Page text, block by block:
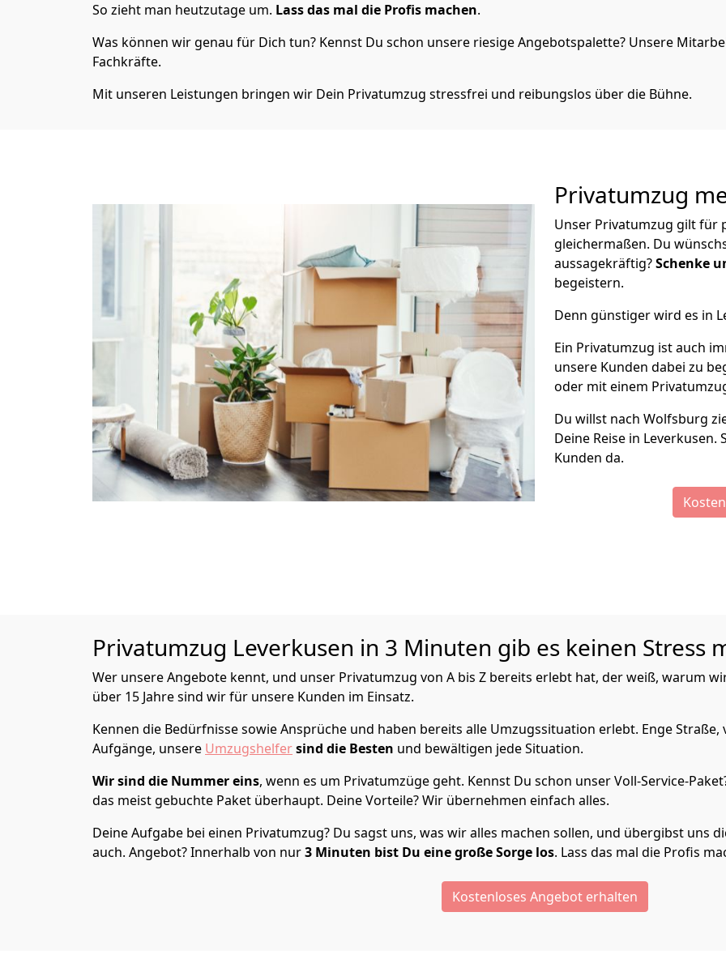
So zieht man heutzutage um. Lass das mal die Profis machen.
Was können wir genau für Dich tun? Kennst Du schon unsere riesige Angebotspalette? Unsere
Fachkräfte.
Mit unseren Leistungen bringen wir Dein Privatumzug stressfrei und reibungslos über die Bühne.
Privatumzug
Unser Privatumzug gilt für
gleichermaßen. Du
aussagekräftig?Schenke
begeistern.
Denn günstiger wird es in
Ein Privatumzug ist auch
unsere Kunden dabei zu
oder mit einem
Du willst nach Wolfsburg
Deine Reise in
Kunden da.
Privatumzug Leverkusen in 3 Minuten gib es keinen Stress
Wer unsere Angebote kennt, und unser Privatumzug von A bis Z bereits erlebt hat, der weiß, warum
über 15 Jahre sind wir für unsere Kunden im Einsatz.
Kennen die Bedürfnisse sowie Ansprüche und haben bereits alle Umzugssituation erlebt. Enge
Aufgänge, unsere Umzugshelfersind die Besten und bewältigen jede Situation.
Wir sind die Nummer eins, wenn es um Privatumzüge geht. Kennst Du schon unser Voll-Service-
das meist gebuchte Paket überhaupt. Deine Vorteile? Wir übernehmen einfach alles.
Deine Aufgabe bei einen Privatumzug? Du sagst uns, was wir alles machen sollen, und übergibst uns
auch. Angebot? Innerhalb von nur3 Minuten bist Du eine große Sorge los. Lass das mal die Profis
Kostenloses Angebot erhalten